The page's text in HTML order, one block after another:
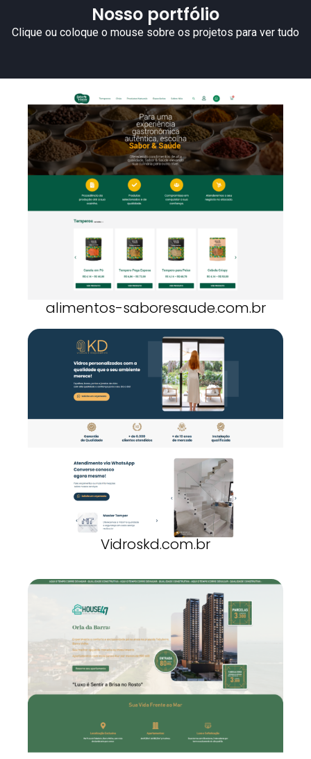
Nosso portfólio
Clique ou coloque o mouse sobre os projetos para ver tudo
alimentos-saboresaude.com.br
Vidroskd.com.br